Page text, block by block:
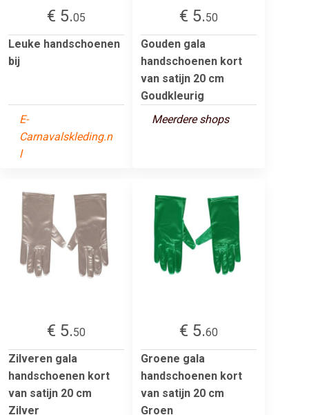
€ 5.05
Leuke handschoenen
bij
E-
Carnavalskleding.n
l
€ 5.50
Gouden gala
handschoenen kort
van satijn 20 cm
Goudkleurig
Meerdere shops
€ 5.50
Zilveren gala
handschoenen kort
van satijn 20 cm
Zilver
€ 5.60
Groene gala
handschoenen kort
van satijn 20 cm
Groen